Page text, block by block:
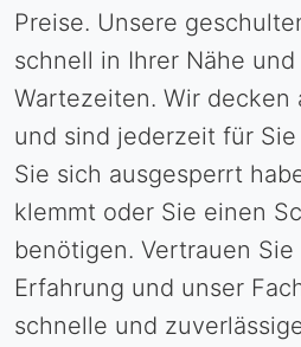
Preise. Unsere
schnell in Ihrer Nähe
Wartezeiten. Wir decken
und sind jederzeit für
Sie sich ausgesperrt
klemmt oder Sie einen
benötigen. Vertrauen
Erfahrung und unser
schnelle und